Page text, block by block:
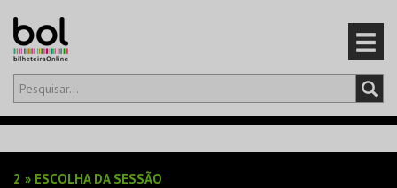
Olá,iniciar sessão
2 » ESCOLHA DA SESSÃO